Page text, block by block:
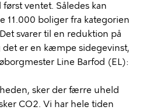
ventet. Således kan
11.000 boliger fra kategorien
svarer til en reduktion på
det er en kæmpe sidegevinst,
Line Barfod (EL):
sker der færre uheld
CO2. Vi har hele tiden